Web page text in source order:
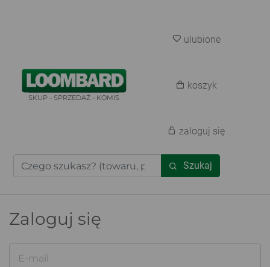
SKUP - SPRZEDAŻ - KOMIS
Szukaj
ulubione
koszyk
zaloguj się
Zaloguj się
E-mail